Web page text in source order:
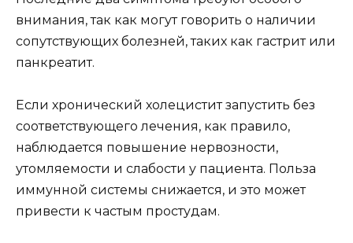
внимания, так как могут говорить о наличии
сопутствующих болезней, таких как гастрит или
панкреатит.
Если хронический холецистит запустить без
соответствующего лечения, как правило,
наблюдается повышение нервозности,
утомляемости и слабости у пациента. Польза
иммунной системы снижается, и это может
привести к частым простудам.